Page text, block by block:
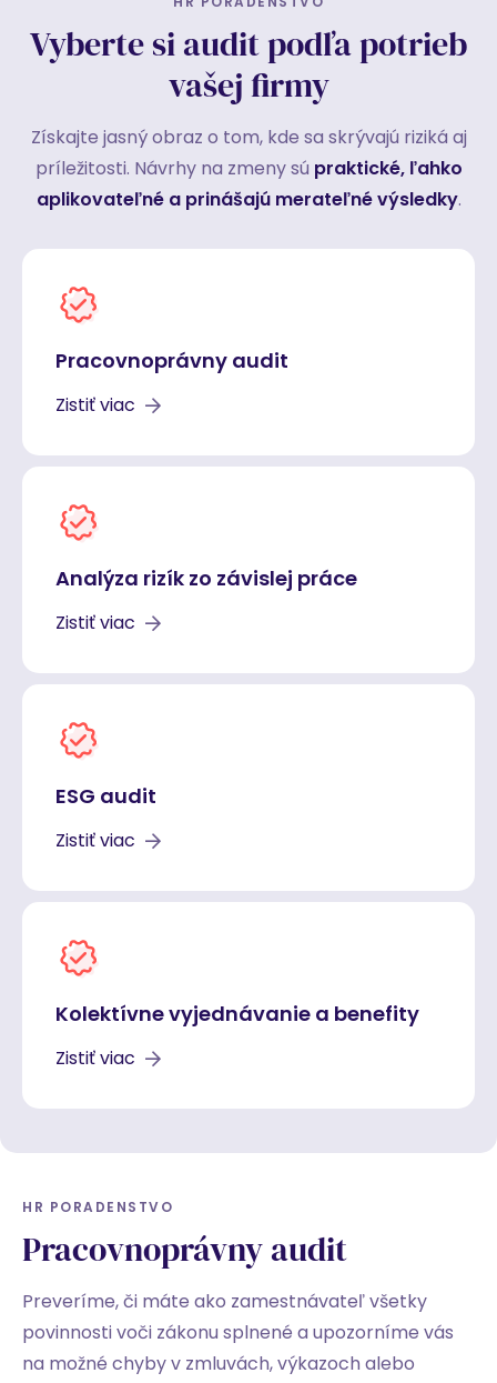
Vyberte si audit podľa potrieb
vašej firmy
Získajte jasný obraz o tom, kde sa skrývajú riziká aj
príležitosti. Návrhy na zmeny sú praktické, ľahko
aplikovateľné a prinášajú merateľné výsledky.
Pracovnoprávny audit
Zistiť viac
Analýza rizík zo závislej práce
Zistiť viac
ESG audit
Zistiť viac
Kolektívne vyjednávanie a benefity
Zistiť viac
HR PORADENSTVO
Pracovnoprávny audit
Preveríme, či máte ako zamestnávateľ všetky
povinnosti voči zákonu splnené a upozorníme vás
na možné chyby v zmluvách, výkazoch alebo